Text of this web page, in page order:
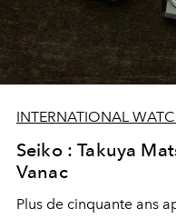
INTERNATIONAL
Seiko : Takuya
Vanac
Plus de cinquante ans